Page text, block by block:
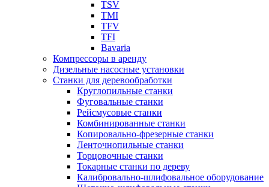
TSV
TMI
TFV
TFI
Bavaria
Компрессоры в аренду
Дизельные насосные установки
Станки для деревообработки
Круглопильные станки
Фуговальные станки
Рейсмусовые станки
Комбинированные станки
Копировально-фрезерные станки
Ленточнопильные станки
Торцовочные станки
Токарные станки по дереву
Калибровально-шлифовальное оборудование